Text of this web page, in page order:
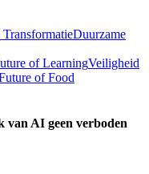
Duurzame
of LearningVeiligheid
of Food
van AI geen verboden